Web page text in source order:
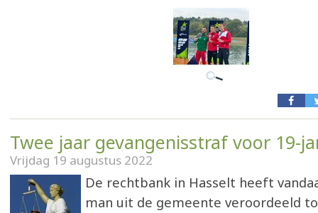
Twee jaar gevangenisstraf voor 19-
Vrijdag 19 augustus 2022
De rechtbank in Hasselt heeft
man uit de gemeente veroordeeld